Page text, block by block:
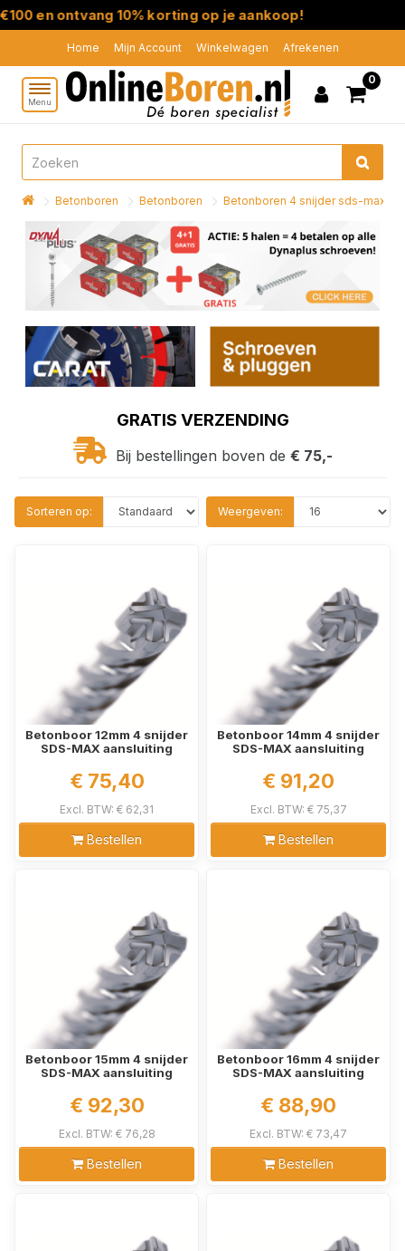
ontvang 10% korting op je aankoop!
Home Mijn Account Winkelwagen Afrekenen
Menu
0
Betonboren Betonboren Betonboren 4 snijder sds-max
GRATIS VERZENDING
Bij bestellingen boven de € 75,-
Sorteren op: Weergeven:
Betonboor 12mm 4 snijder
SDS-MAX aansluiting
€ 75,40
Excl. BTW: € 62,31
Bestellen
Betonboor 14mm 4 snijder
SDS-MAX aansluiting
€ 91,20
Excl. BTW: € 75,37
Bestellen
Betonboor 15mm 4 snijder
SDS-MAX aansluiting
€ 92,30
Excl. BTW: € 76,28
Bestellen
Betonboor 16mm 4 snijder
SDS-MAX aansluiting
€ 88,90
Excl. BTW: € 73,47
Bestellen